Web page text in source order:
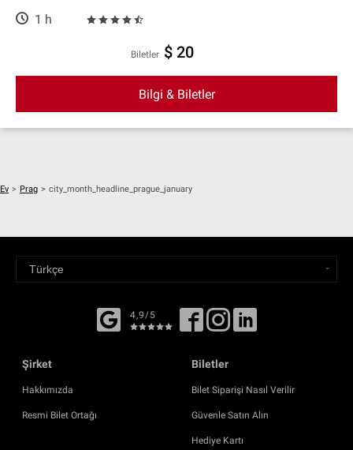
1 h
Biletler $ 20
Bilgi & Biletler
Ev > Prag > city_month_headline_prague_january
4,9/5
Şirket
Hakkımızda
Resmi Bilet Ortağı
Biletler
Bilet Siparişi Nasıl Verilir
Güvenle Satın Alın
Hediye Kartı